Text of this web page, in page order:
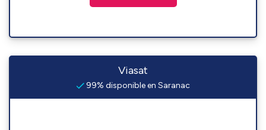
Viasat
99% disponible en Saranac